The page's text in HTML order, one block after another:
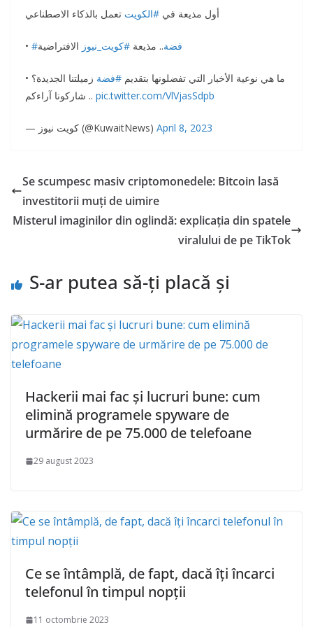
أول مذيعة في #الكويت تعمل بالذكاء الاصطناعي
• #فضة.. مذيعة #كويت_نيوز الافتراضية
• ما هي نوعية الأخبار التي تفضلونها بتقديم #فضة زميلتنا الجديدة؟
pic.twitter.com/VlVjasSdpb
— كويت نيوز (@KuwaitNews) April 8, 2023
Se scumpesc masiv criptomonedele: Bitcoin lasă
investitorii muți de uimire
Misterul imaginilor din oglindă: explicația din spatele
viralului de pe TikTok
S-ar putea să-ți placă și
Hackerii mai fac și lucruri bune: cum
elimină programele spyware de
urmărire de pe 75.000 de telefoane
29 august 2023
Ce se întâmplă, de fapt, dacă îți încarci
telefonul în timpul nopții
11 octombrie 2023